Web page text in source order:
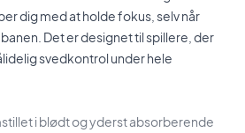
dig med at holde fokus, selv når
Det er designet til spillere, der
svedkontrol under hele
i blødt og yderst absorberende